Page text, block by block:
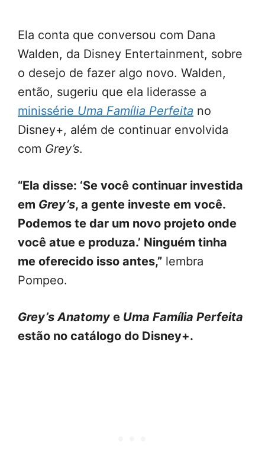
Ela conta que conversou com Dana
Walden, da Disney Entertainment, sobre
o desejo de fazer algo novo. Walden,
então, sugeriu que ela liderasse a
minissérie Uma Família Perfeita no
Disney+, além de continuar envolvida
com Grey’s.
“Ela disse: ‘Se você continuar investida
em Grey’s, a gente investe em você.
Podemos te dar um novo projeto onde
você atue e produza.’ Ninguém tinha
me oferecido isso antes,” lembra
Pompeo.
Grey’s Anatomy e Uma Família Perfeita
estão no catálogo do Disney+.